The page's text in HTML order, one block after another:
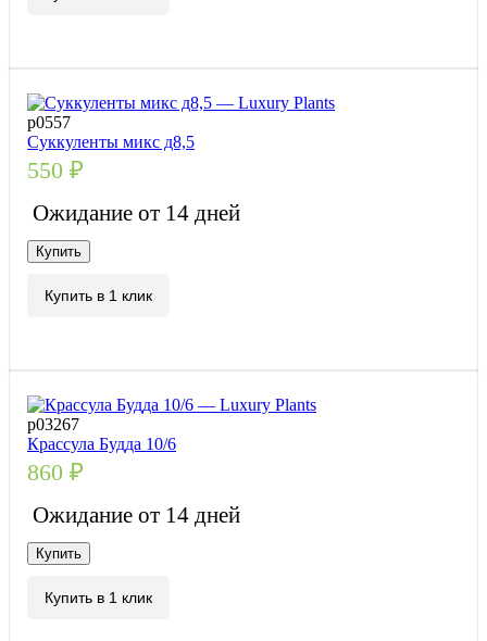
р0557
Суккуленты микс д8,5
550 ₽
Ожидание от 14 дней
Купить
Купить в 1 клик
р03267
Крассула Будда 10/6
860 ₽
Ожидание от 14 дней
Купить
Купить в 1 клик